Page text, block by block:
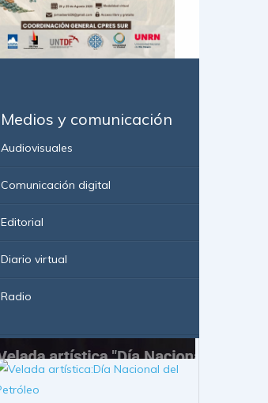
Medios y comunicación
Audiovisuales
Comunicación digital
Editorial
Diario virtual
Radio